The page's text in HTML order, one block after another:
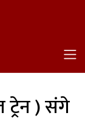
ट्रेन ) संगे